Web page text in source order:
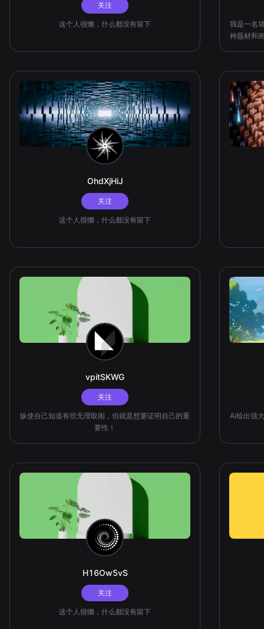
关注
这个人很懒，什么都没有留下
我是一名
种题材和
OhdXjHiJ
关注
这个人很懒，什么都没有留下
vpitSKWG
关注
纵使自己知道有些无理取闹，但就是想要证明自己的重
要性！
Ai绘出强
H16Ow5vS
关注
这个人很懒，什么都没有留下